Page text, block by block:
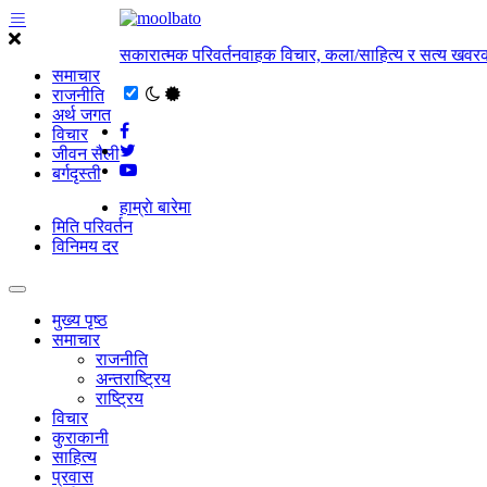
समाचार
राजनीति
अर्थ जगत
विचार
जीवन सैली
बर्गदृस्ती
सकारात्मक परिवर्तनवाहक विचार, कला/साहित्य र सत्य
हाम्राे बारेमा
मिति परिवर्तन
विनिमय दर
मुख्य पृष्ठ
समाचार
राजनीति
अन्तराष्ट्रिय
राष्ट्रिय
विचार
कुराकानी
साहित्य
प्रवास